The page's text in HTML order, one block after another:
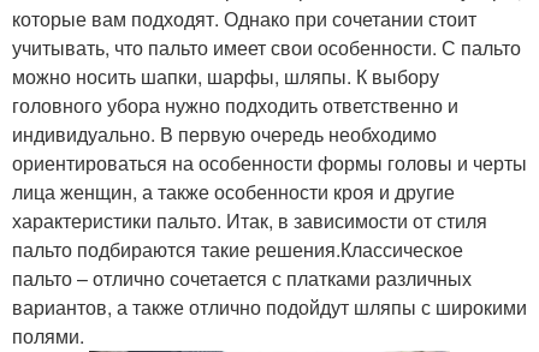
которые вам подходят. Однако при сочетании стоит
учитывать, что пальто имеет свои особенности. С пальто
можно носить шапки, шарфы, шляпы. К выбору
головного убора нужно подходить ответственно и
индивидуально. В первую очередь необходимо
ориентироваться на особенности формы головы и черты
лица женщин, а также особенности кроя и другие
характеристики пальто. Итак, в зависимости от стиля
пальто подбираются такие решения.Классическое
пальто – отлично сочетается с платками различных
вариантов, а также отлично подойдут шляпы с широкими
полями.